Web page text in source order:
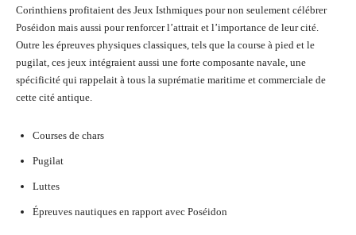
Corinthiens profitaient des Jeux Isthmiques pour non seulement célébrer
Poséidon mais aussi pour renforcer l’attrait et l’importance de leur cité.
Outre les épreuves physiques classiques, tels que la course à pied et le
pugilat, ces jeux intégraient aussi une forte composante navale, une
spécificité qui rappelait à tous la suprématie maritime et commerciale de
cette cité antique.
Courses de chars
Pugilat
Luttes
Épreuves nautiques en rapport avec Poséidon